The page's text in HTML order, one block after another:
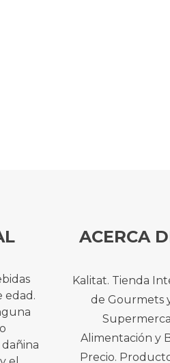
edad.
ACERCA
Kalitat. Tienda
de Gourmets
Alimentación y
Precio.